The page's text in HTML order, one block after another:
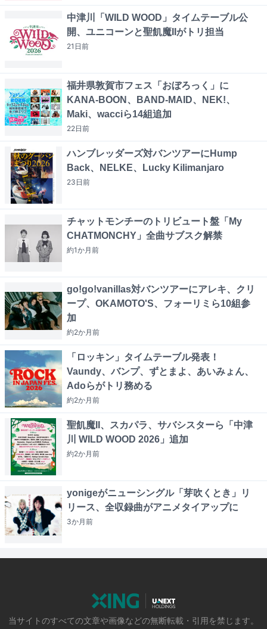
中津川「WILD WOOD」タイムテーブル公
開、ユニコーンと聖飢魔IIがトリ担当
21日前
福井県敦賀市フェス「おぼろっく」に
KANA-BOON、BAND-MAID、NEK!、
Maki、wacciら14組追加
22日前
ハンブレッダーズ対バンツアーにHump
Back、NELKE、Lucky Kilimanjaro
23日前
チャットモンチーのトリビュート盤「My
CHATMONCHY」全曲サブスク解禁
約1か月前
go!go!vanillas対バンツアーにアレキ、クリ
ープ、OKAMOTO'S、フォーリミら10組参
加
約2か月前
「ロッキン」タイムテーブル発表！
Vaundy、バンプ、ずとまよ、あいみょん、
Adoらがトリ務める
約2か月前
聖飢魔II、スカパラ、サバシスターら「中津
川 WILD WOOD 2026」追加
約2か月前
yonigeがニューシングル「芽吹くとき」リ
リース、全収録曲がアニメタイアップに
3か月前
当サイトのすべての文章や画像などの無断転載・引用を禁じます。